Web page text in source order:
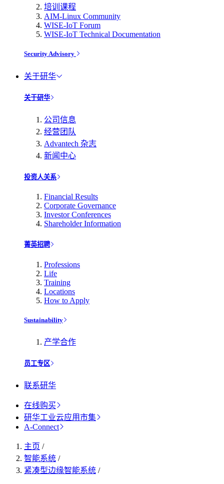
培训课程
AIM-Linux Community
WISE-IoT Forum
WISE-IoT Technical Documentation
Security Advisory
关于研华
关于研华
公司信息
经营团队
Advantech 杂志
新闻中心
投资人关系
Financial Results
Corporate Governance
Investor Conferences
Shareholder Information
菁英招聘
Professions
Life
Training
Locations
How to Apply
Sustainability
产学合作
员工专区
联系研华
在线购买
研华工业云应用市集
A-Connect
主页 /
智能系统 /
紧凑型边缘智能系统 /